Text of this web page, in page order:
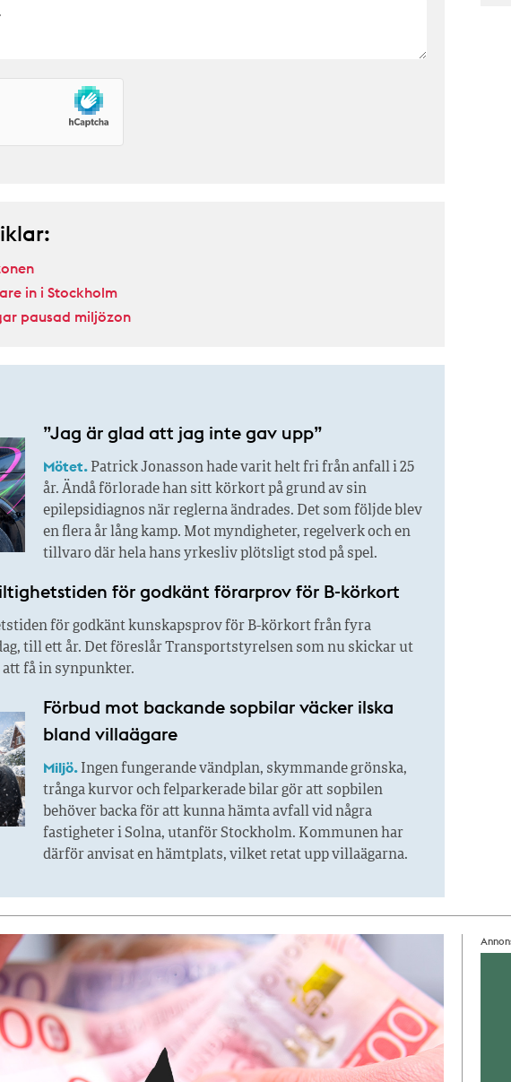
in i Stockholm
pausad miljözon
”Jag är glad att jag inte gav upp”
Mötet.Patrick Jonasson hade varit helt fri från anfall i 25
år. Ändå förlorade han sitt körkort på grund av sin
epilepsidiagnos när reglerna ändrades. Det som följde blev
en flera år lång kamp. Mot myndigheter, regelverk och en
tillvaro där hela hans yrkesliv plötsligt stod på spel.
för godkänt förarprov för B-körkort
för godkänt kunskapsprov för B-körkort från fyra
till ett år. Det föreslår Transportstyrelsen som nu skickar ut
få in synpunkter.
Förbud mot backande sopbilar väcker ilska
bland villaägare
Miljö.Ingen fungerande vändplan, skymmande grönska,
trånga kurvor och felparkerade bilar gör att sopbilen
behöver backa för att kunna hämta avfall vid några
fastigheter i Solna, utanför Stockholm. Kommunen har
därför anvisat en hämtplats, vilket retat upp villaägarna.